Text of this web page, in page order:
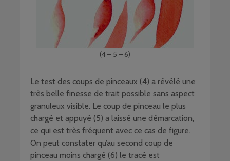
(4 – 5 – 6)
Le test des coups de pinceaux (4) a révélé une
très belle finesse de trait possible sans aspect
granuleux visible. Le coup de pinceau le plus
chargé et appuyé (5) a laissé une démarcation,
ce qui est très fréquent avec ce cas de figure.
On peut constater qu’au second coup de
pinceau moins chargé (6) le tracé est